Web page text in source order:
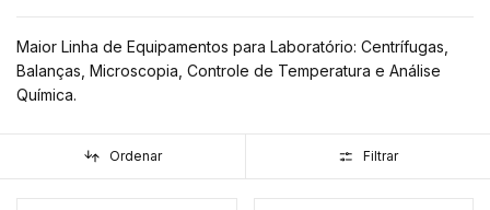
Maior Linha de Equipamentos para Laboratório: Centrífugas,
Balanças, Microscopia, Controle de Temperatura e Análise
Química.
Ordenar Filtrar